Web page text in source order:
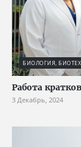
БИОЛОГИЯ,
Работа
3 Декабрь, 2024